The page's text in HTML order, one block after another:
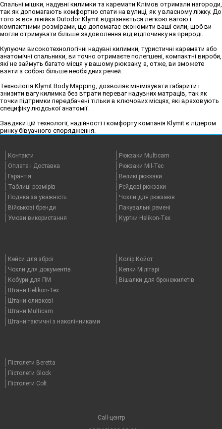
Спальні мішки, надувні килимки та каремати Клімов отримали нагороди,
так як допомагають комфортно спати на вулиці, як у власному ліжку. До
того ж вся лінійка Outodor Klymit відрізняється легкою вагою і
компактними розмірами, що допомагає економити ваші сили, щоб ви
могли отримувати більше задоволення від відпочинку на природі.
Купуючи високотехнологічні надувні килимки, туристичні каремати або
анатомічні спальники, ви точно отримаєте полегшені, компактні вироби,
які не займуть багато місця у вашому рюкзаку, а, отже, ви зможете
взяти з собою більше необхідних речей.
Технологія Klymit Body Mapping, дозволяє мінімізувати габарити і
знизити вагу килимка без втрати переваг надувних матраців, так як
точки підтримки передбачені тільки в ключових місцях, які враховують
специфіку людської анатомії.
Завдяки цій технології, надійності і комфорту компанія Klymit є лідером
ринку бівуачного спорядження.
Контакти
Оплата i Доставка
Гарантія
Таблицi розмірів
Подяка за уважність
Військові бренди
Умови використання
Рюкзаки Multicam
Рюкзаки Mil-Tec
Великі рюкзаки
Рейдові рюкзаки
Чохли для рюкзаків
Пакувальні ремені
Куртки Helikon-Tex
Кейси для зброї
Чохли для документів
Кобури для ПМ
Штани Helikon-Tex
Штани оливкові
Штани Multicam
Штани тактичні з наколінниками
Колір Койот
Кепки Мілітарі
Вішалки для бронежилетів
Пістолети Beretta
Пістолети Glock
Пістолети Colt
Call-центр